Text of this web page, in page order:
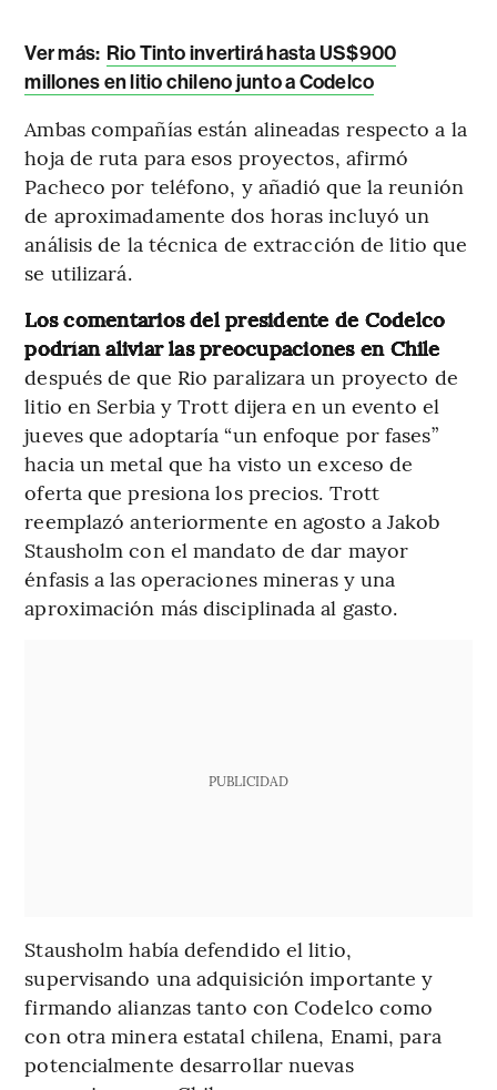
Ver más: Rio Tinto invertirá hasta US$900
millones en litio chileno junto a Codelco
Ambas compañías están alineadas respecto a la
hoja de ruta para esos proyectos, afirmó
Pacheco por teléfono, y añadió que la reunión
de aproximadamente dos horas incluyó un
análisis de la técnica de extracción de litio que
se utilizará.
Los comentarios del presidente de Codelco
podrían aliviar las preocupaciones en Chile
después de que Rio paralizara un proyecto de
litio en Serbia y Trott dijera en un evento el
jueves que adoptaría “un enfoque por fases”
hacia un metal que ha visto un exceso de
oferta que presiona los precios. Trott
reemplazó anteriormente en agosto a Jakob
Stausholm con el mandato de dar mayor
énfasis a las operaciones mineras y una
aproximación más disciplinada al gasto.
PUBLICIDAD
Stausholm había defendido el litio,
supervisando una adquisición importante y
firmando alianzas tanto con Codelco como
con otra minera estatal chilena, Enami, para
potencialmente desarrollar nuevas